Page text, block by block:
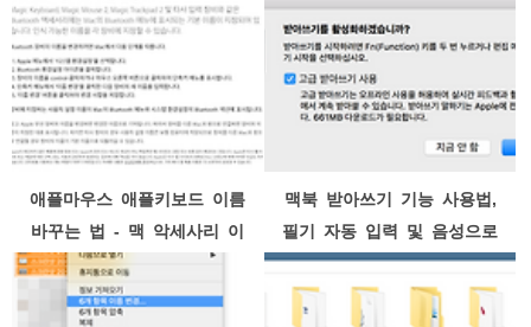
애플마우스 애플키보드 이름
바꾸는 법 - 맥 악세사리 이
름 변경
맥북 받아쓰기 기능 사용법,
필기 자동 입력 및 음성으로
워드 작성